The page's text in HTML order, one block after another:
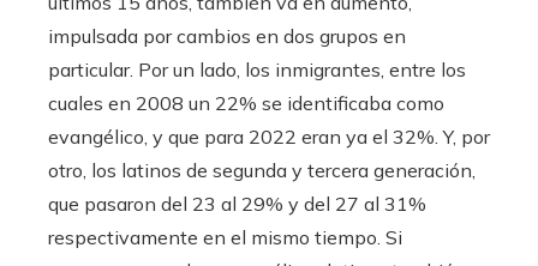
impulsada por cambios en dos grupos en
particular. Por un lado, los inmigrantes, entre los
cuales en 2008 un 22% se identificaba como
evangélico, y que para 2022 eran ya el 32%. Y, por
otro, los latinos de segunda y tercera generación,
que pasaron del 23 al 29% y del 27 al 31%
respectivamente en el mismo tiempo. Si